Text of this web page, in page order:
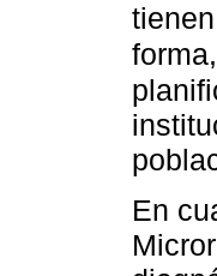
En